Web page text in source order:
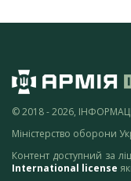
© 2018 - 2026,
Міністерство оборони
Контент доступний за
International license